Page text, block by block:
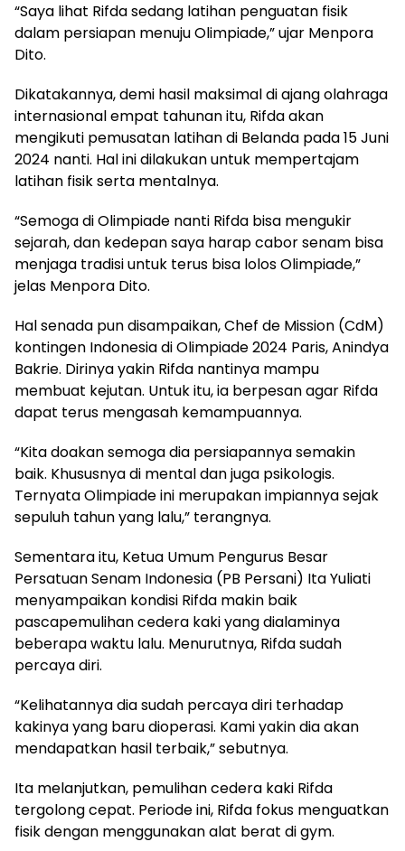
“Saya lihat Rifda sedang latihan penguatan fisik
dalam persiapan menuju Olimpiade,” ujar Menpora
Dito.
Dikatakannya, demi hasil maksimal di ajang olahraga
internasional empat tahunan itu, Rifda akan
mengikuti pemusatan latihan di Belanda pada 15 Juni
2024 nanti. Hal ini dilakukan untuk mempertajam
latihan fisik serta mentalnya.
“Semoga di Olimpiade nanti Rifda bisa mengukir
sejarah, dan kedepan saya harap cabor senam bisa
menjaga tradisi untuk terus bisa lolos Olimpiade,”
jelas Menpora Dito.
Hal senada pun disampaikan, Chef de Mission (CdM)
kontingen Indonesia di Olimpiade 2024 Paris, Anindya
Bakrie. Dirinya yakin Rifda nantinya mampu
membuat kejutan. Untuk itu, ia berpesan agar Rifda
dapat terus mengasah kemampuannya.
“Kita doakan semoga dia persiapannya semakin
baik. Khususnya di mental dan juga psikologis.
Ternyata Olimpiade ini merupakan impiannya sejak
sepuluh tahun yang lalu,” terangnya.
Sementara itu, Ketua Umum Pengurus Besar
Persatuan Senam Indonesia (PB Persani) Ita Yuliati
menyampaikan kondisi Rifda makin baik
pascapemulihan cedera kaki yang dialaminya
beberapa waktu lalu. Menurutnya, Rifda sudah
percaya diri.
“Kelihatannya dia sudah percaya diri terhadap
kakinya yang baru dioperasi. Kami yakin dia akan
mendapatkan hasil terbaik,” sebutnya.
Ita melanjutkan, pemulihan cedera kaki Rifda
tergolong cepat. Periode ini, Rifda fokus menguatkan
fisik dengan menggunakan alat berat di gym.